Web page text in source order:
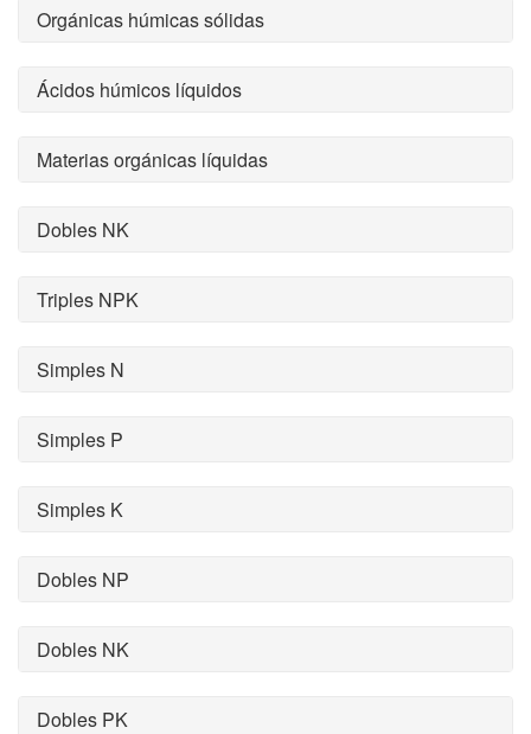
Orgánicas húmicas sólidas
Ácidos húmicos líquidos
Materias orgánicas líquidas
Dobles NK
Triples NPK
Simples N
Simples P
Simples K
Dobles NP
Dobles NK
Dobles PK